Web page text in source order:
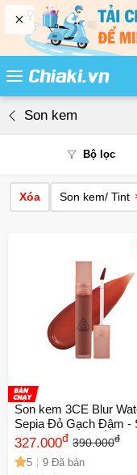
Son kem
Bộ lọc
Xóa Son kem/ Tint
Son kem 3CE Blur
Sepia Đỏ Gạch Đậm -
Môi Tint Dưỡng Ẩm
Tông Da, Chất Kem
Trôi, Thời Trang
327.000đ 390.000đ
5 9 Đã bán